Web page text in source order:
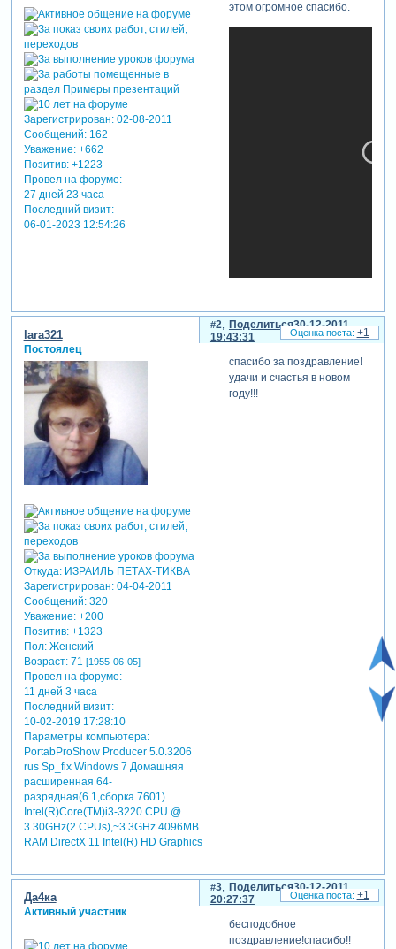
Зарегистрирован: 02-08-2011
Сообщений:162
Уважение: +662
Позитив: +1223
Провел на форуме:
27 дней 23 часа
Последний визит:
06-01-2023 12:54:26
этом огромное спасибо.
годом
Поделиться
2
30-12-2011
19:43:31
lara321
Постоялец
Откуда:ИЗРАИЛЬ ПЕТАХ-ТИКВА
Зарегистрирован: 04-04-2011
Сообщений:320
Уважение: +200
Позитив: +1323
Пол:Женский
Возраст:71 [1955-06-05]
Провел на форуме:
11 дней 3 часа
Последний визит:
10-02-2019 17:28:10
Параметры компьютера:
PortabProShow Producer 5.0.3206
rus Sp_fix Windows 7 Домашняя
расширенная 64-
разрядная(6.1,сборка 7601)
Intel(R)Core(TM)i3-3220 CPU @
3.30GHz(2 CPUs),~3.3GHz 4096MB
RAM DirectX 11 Intel(R) HD Graphics
спасибо за поздравление!
удачи и счастья в новом
году!!!
+1
Поделиться
3
30-12-2011
20:27:37
Да4ка
Активный участник
бесподобное
поздравление!спасибо!!
+1